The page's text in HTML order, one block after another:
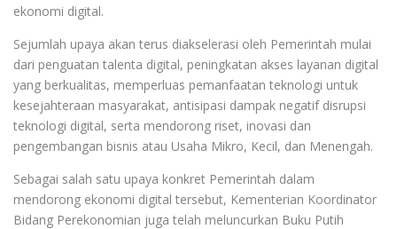
ekonomi digital.
Sejumlah upaya akan terus diakselerasi oleh Pemerintah mulai
dari penguatan talenta digital, peningkatan akses layanan digital
yang berkualitas, memperluas pemanfaatan teknologi untuk
kesejahteraan masyarakat, antisipasi dampak negatif disrupsi
teknologi digital, serta mendorong riset, inovasi dan
pengembangan bisnis atau Usaha Mikro, Kecil, dan Menengah.
Sebagai salah satu upaya konkret Pemerintah dalam
mendorong ekonomi digital tersebut, Kementerian Koordinator
Bidang Perekonomian juga telah meluncurkan Buku Putih